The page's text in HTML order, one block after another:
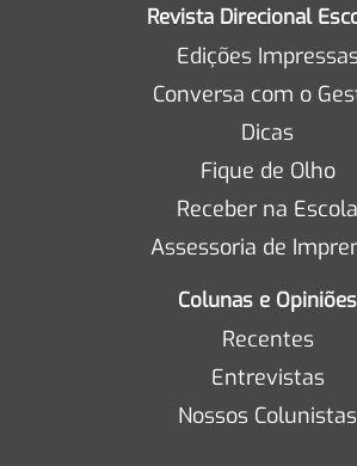
Revista Direcional
Edições Impressas
Conversa com o
Dicas
Fique de Olho
Receber na Escola
Assessoria de
Colunas e Opiniões
Recentes
Entrevistas
Nossos Colunistas